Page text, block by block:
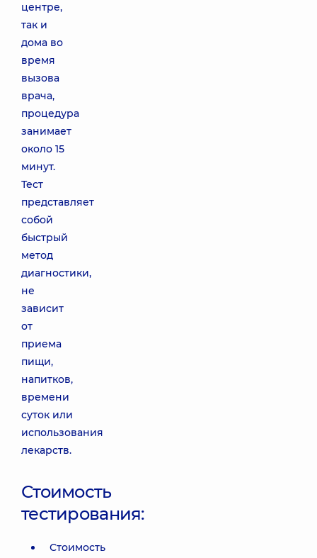
центре,
так и
дома во
время
вызова
врача,
процедура
занимает
около 15
минут.
Тест
представляет
собой
быстрый
метод
диагностики,
не
зависит
от
приема
пищи,
напитков,
времени
суток или
использования
лекарств.
Стоимость
тестирования:
Стоимость